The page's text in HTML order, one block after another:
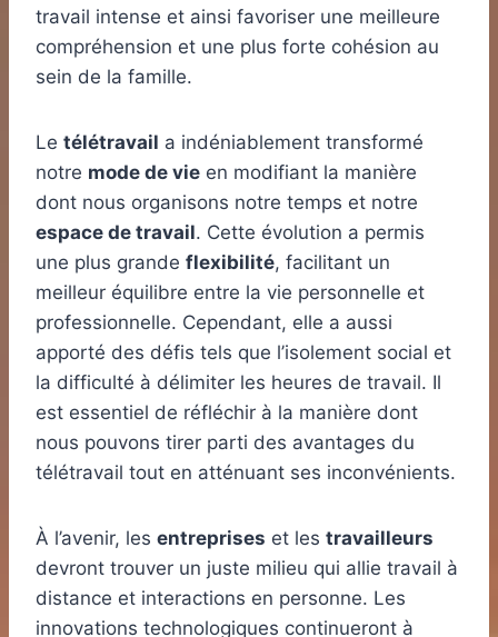
travail intense et ainsi favoriser une meilleure
compréhension et une plus forte cohésion au
sein de la famille.
Le télétravail a indéniablement transformé
notre mode de vie en modifiant la manière
dont nous organisons notre temps et notre
espace de travail. Cette évolution a permis
une plus grande flexibilité, facilitant un
meilleur équilibre entre la vie personnelle et
professionnelle. Cependant, elle a aussi
apporté des défis tels que l’isolement social et
la difficulté à délimiter les heures de travail. Il
est essentiel de réfléchir à la manière dont
nous pouvons tirer parti des avantages du
télétravail tout en atténuant ses inconvénients.
À l’avenir, les entreprises et les travailleurs
devront trouver un juste milieu qui allie travail à
distance et interactions en personne. Les
innovations technologiques continueront à